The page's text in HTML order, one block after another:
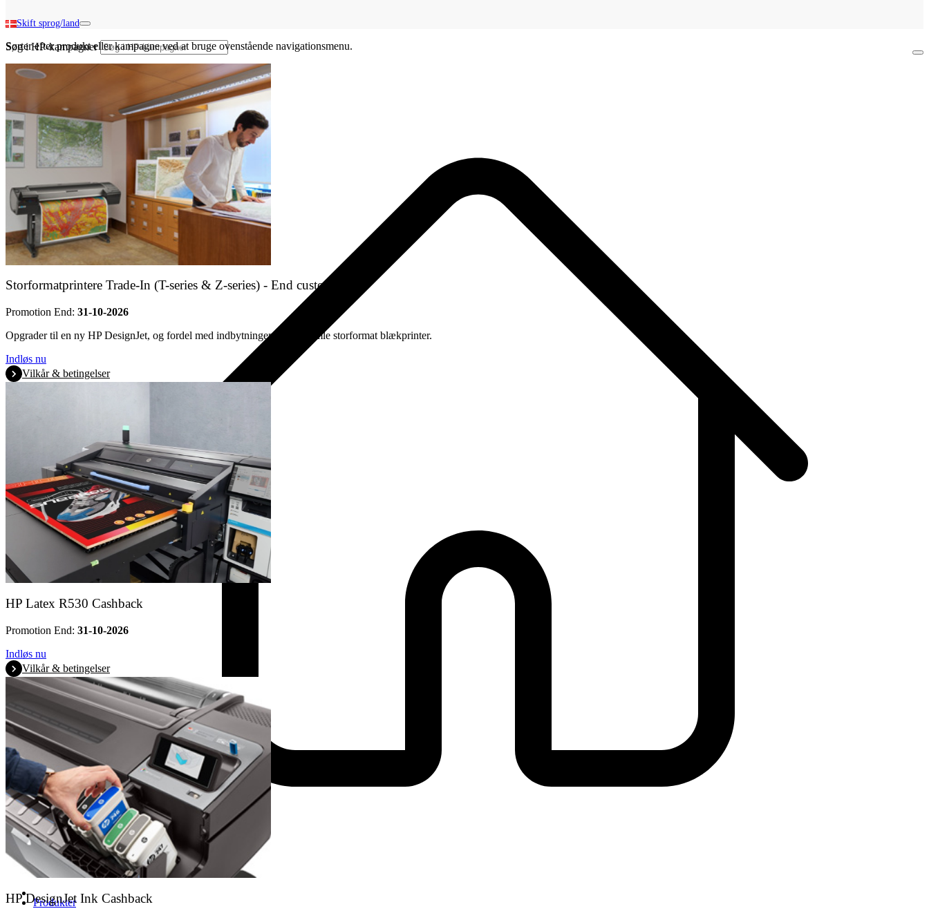
Produkter
Skift sprog/land
Søg i HP-kampagner
Sorter efter produkt eller kampagne ved at bruge ovenstående navigationsmenu.
Storformatprintere Trade-In (T-series & Z-series) - End customer
Promotion End: 31-10-2026
Opgrader til en ny HP DesignJet, og fordel med indbytningen af din gamle storformat blækprinter.
Indløs nu
Vilkår & betingelser
HP Latex R530 Cashback
Promotion End: 31-10-2026
Indløs nu
Vilkår & betingelser
HP DesignJet Ink Cashback